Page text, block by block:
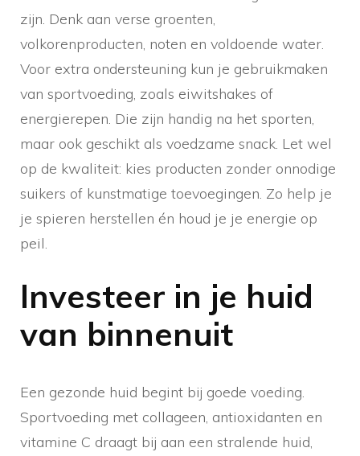
zijn. Denk aan verse groenten,
volkorenproducten, noten en voldoende water.
Voor extra ondersteuning kun je gebruikmaken
van sportvoeding, zoals eiwitshakes of
energierepen. Die zijn handig na het sporten,
maar ook geschikt als voedzame snack. Let wel
op de kwaliteit: kies producten zonder onnodige
suikers of kunstmatige toevoegingen. Zo help je
je spieren herstellen én houd je je energie op
peil.
Investeer in je huid
van binnenuit
Een gezonde huid begint bij goede voeding.
Sportvoeding met collageen, antioxidanten en
vitamine C draagt bij aan een stralende huid,